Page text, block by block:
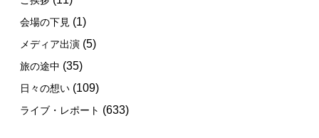
会場の下見 (1)
メディア出演 (5)
旅の途中 (35)
日々の想い (109)
ライブ・レポート (633)